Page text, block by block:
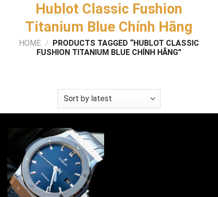
Hublot Classic Fushion
Titanium Blue Chính Hãng
HOME / PRODUCTS TAGGED “HUBLOT CLASSIC
FUSHION TITANIUM BLUE CHÍNH HÃNG”